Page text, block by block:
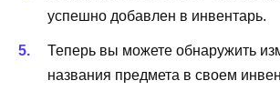
успешно добавлен в инвентарь.
Теперь вы можете обнаружить
названия предмета в своем